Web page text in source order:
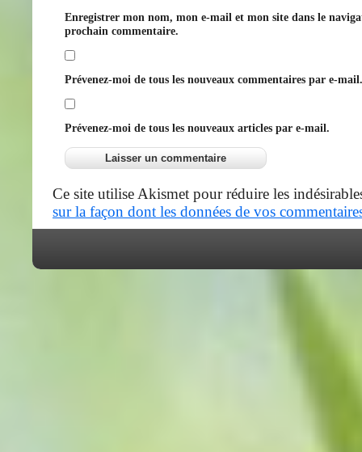
Enregistrer mon nom, mon e-mail et mon site dans le
prochain commentaire.
Prévenez-moi de tous les nouveaux commentaires par e-mail.
Prévenez-moi de tous les nouveaux articles par e-mail.
Ce site utilise Akismet pour réduire les
sur la façon dont les données de vos